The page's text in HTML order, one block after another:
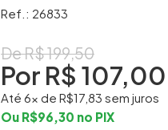
Ref.: 26833
De R$ 199,50
Por R$ 107,00
Até 6x de R$17,83 sem juros
Ou R$96,30 no PIX